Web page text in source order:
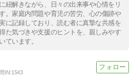
紐解きながら、日々の出来事や心情をリ
。家庭内問題や育児の苦労、心の傷跡や
に記録しており、読む者に真摯な共感を
た気づきや支援のヒントを、親しみやす
ています。
IN:1543